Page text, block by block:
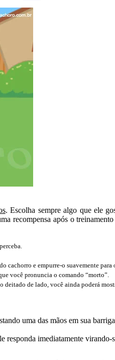
. Escolha sempre algo que ele
recompensa após o
cachorro e empurre-o suavemente
você pronuncia o comando “morto”.
de lado, você ainda poderá
uma das mãos em sua
imediatamente virando-